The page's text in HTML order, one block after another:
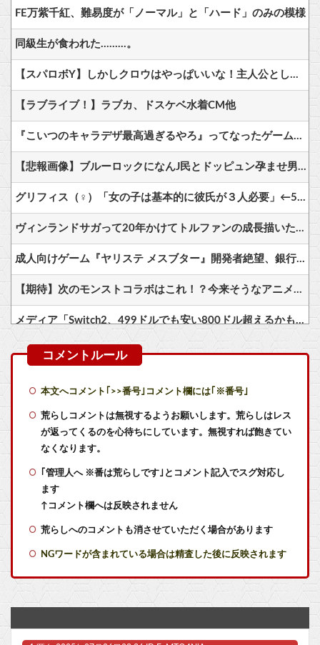
FE万紫千紅、難易度が「ノーマル」と「ハード」のみの模様
同級生が食われた………。
【スパロボY】しかしクロウはやっぱいいな！主人公として魅力的すぎる…！
【ラブライブ！】ラブカ、ドスケベ水着CM他
『こいつのキャラデザ最高過ぎるやろ』ってなったゲームキャラｗｗｗｗ
【悲報画像】ブルーロックになんJ民とドッピュン孕ませ男登場www
グリフィス（♀）「女の子は基本的に彼氏が３人必要」←500万バズwww
ヴィンランドサガって20年かけてトルファンの成長描いたのになんか評価低くね？
成人向けゲーム『ヤリステ メスブター』開発者絶望、銀行がsteamからの入金を拒否→金が入ってなくても売上金額分の納税義務あり
【期待】次のモンストコラボはこれ！？今来そうなアニメが話題に
メディア「Switch2、499ドルでも安い800ドル超えるかも。PS5は直近での値上げ可能性低い」
【画像】この沐浴着エルフ玄関に飾ろうと思うんやが
【ウマ娘】なんとかなれーーーッ(極道入稿)
【艦これ】今回のかわいい大賞は決まった
【艦これ】ムラクモウサギ 他
本文へコメント｢>>番号｣コメント欄には｢※番号｣
荒らしコメントは無視するようお願いします。荒らしはレス
が返ってくるのを心待ちにしています。無視すれば飽きてい
なくなります。
｢管理人へ ※番は荒らしです｣とコメント記入でスグ対応し
ます
↑コメント欄へは反映されません
荒らしへのコメントも消させていただく場合があります
NGワードが含まれている場合は精査した後に反映されます